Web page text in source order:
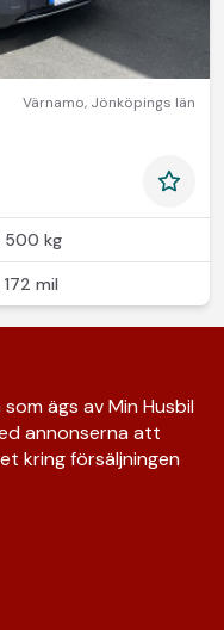
Värnamo, Jönköpings län
500 kg
172 mil
ägs av Min Husbil
annonserna att
kring försäljningen